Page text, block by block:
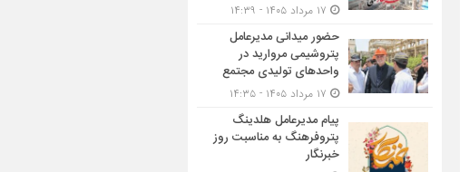
حضور میدانی مدیرعامل
پتروشیمی مروارید در
واحدهای تولیدی مجتمع
پیام مدیرعامل هلدینگ
پتروفرهنگ به مناسبت روز
خبرنگار